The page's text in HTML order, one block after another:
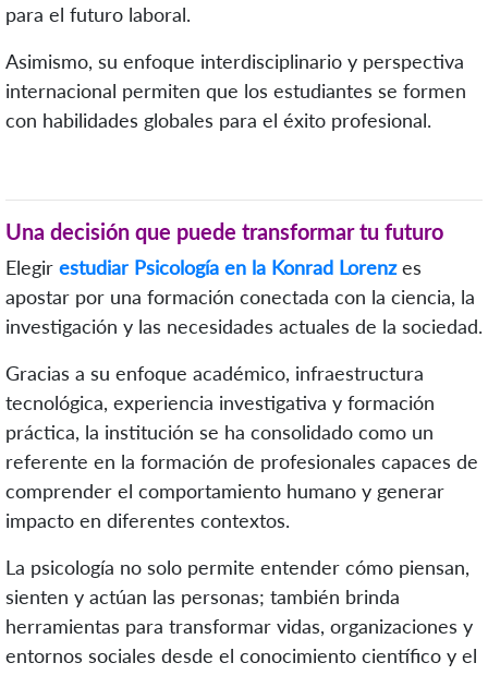
para el futuro laboral.
Asimismo, su enfoque interdisciplinario y perspectiva
internacional permiten que los estudiantes se formen
con habilidades globales para el éxito profesional.
Una decisión que puede transformar tu futuro
Elegir estudiar Psicología en la Konrad Lorenzes
apostar por una formación conectada con la ciencia, la
investigación y las necesidades actuales de la sociedad.
Gracias a su enfoque académico, infraestructura
tecnológica, experiencia investigativa y formación
práctica, la institución se ha consolidado como un
referente en la formación de profesionales capaces de
comprender el comportamiento humano y generar
impacto en diferentes contextos.
La psicología no solo permite entender cómo piensan,
sienten y actúan las personas; también brinda
herramientas para transformar vidas, organizaciones y
entornos sociales desde el conocimiento científico y el